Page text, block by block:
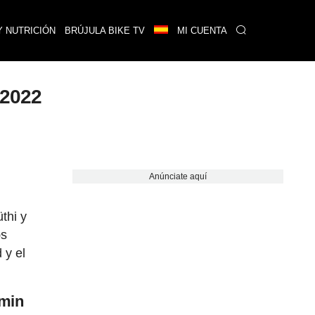
NUTRICIÓN BRÚJULA BIKE TV MI CUENTA
y
y el
Anúnciate aquí